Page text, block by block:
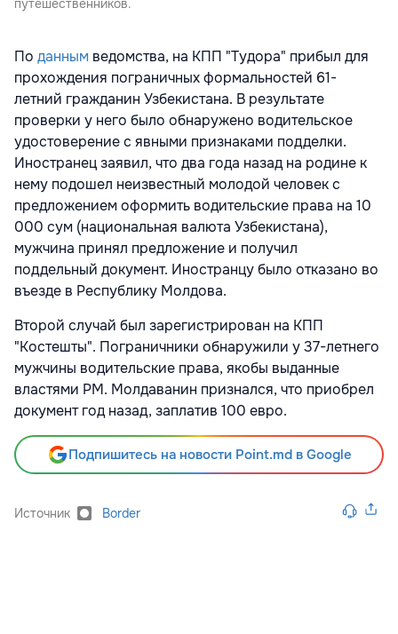
путешественников.
По данным ведомства, на КПП "Тудора" прибыл для
прохождения пограничных формальностей 61-
летний гражданин Узбекистана. В результате
проверки у него было обнаружено водительское
удостоверение с явными признаками подделки.
Иностранец заявил, что два года назад на родине к
нему подошел неизвестный молодой человек с
предложением оформить водительские права на 10
000 сум (национальная валюта Узбекистана),
мужчина принял предложение и получил
поддельный документ. Иностранцу было отказано во
въезде в Республику Молдова.
Второй случай был зарегистрирован на КПП
"Костешты". Пограничники обнаружили у 37-летнего
мужчины водительские права, якобы выданные
властями РМ. Молдаванин признался, что приобрел
документ год назад, заплатив 100 евро.
Подпишитесь на новости Point.md в Google
Источник Border